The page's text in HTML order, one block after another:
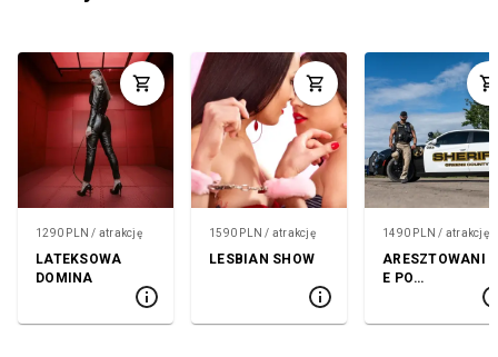
1290 PLN / atrakcję
LATEKSOWA
DOMINA
1590 PLN / atrakcję
LESBIAN SHOW
1490 PLN / atrakcję
ARESZTOWANI
E PO
AMERYKAŃSKU